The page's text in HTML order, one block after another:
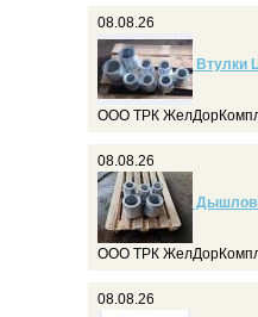
08.08.26
Втулки
ООО ТРК
08.08.26
ООО ТРК
08.08.26